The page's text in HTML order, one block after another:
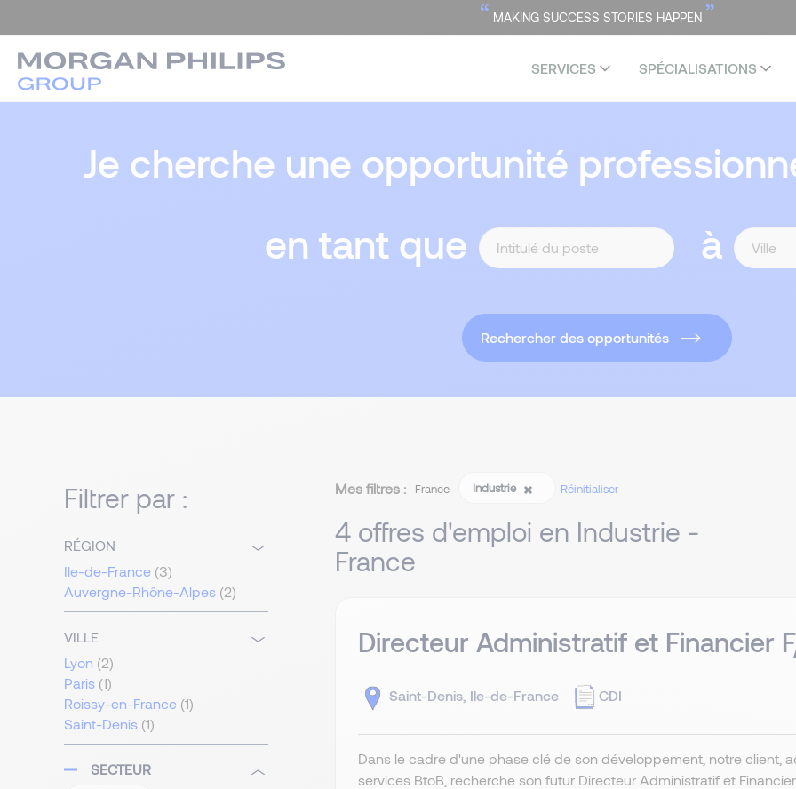
“ MAKING SUCCESS STORIES HAPPEN ”
SERVICES SPÉCIALISATIONS
Je cherche une opportunité
en tant que
à
Rechercher des opportunités
Filtrer par :
RÉGION
Ile-de-France (3)
Auvergne-Rhône-Alpes (2)
VILLE
Lyon (2)
Paris (1)
Roissy-en-France (1)
Saint-Denis (1)
SECTEUR
Mes filtres : France Industrie Réinitialiser
4 offres d'emploi en Industrie -
France
Directeur Administratif et Financier
Saint-Denis, Ile-de-France CDI
Dans le cadre d'une phase clé de son développement, notre client,
services BtoB, recherche son futur Directeur Administratif et